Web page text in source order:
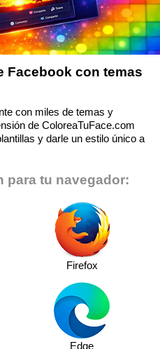
Facebook con temas
con miles de temas y
de ColoreaTuFace.com
y darle un estilo único a
para tu navegador:
Firefox
Edge